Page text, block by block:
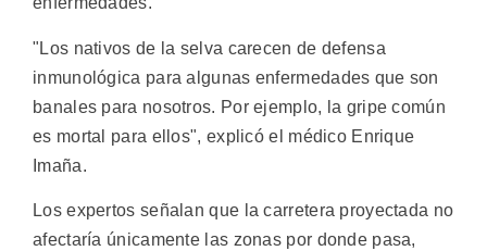
"Los nativos de la selva carecen de defensa
inmunológica para algunas enfermedades que son
banales para nosotros. Por ejemplo, la gripe común
es mortal para ellos", explicó el médico Enrique
Imaña.
Los expertos señalan que la carretera proyectada no
afectaría únicamente las zonas por donde pasa,